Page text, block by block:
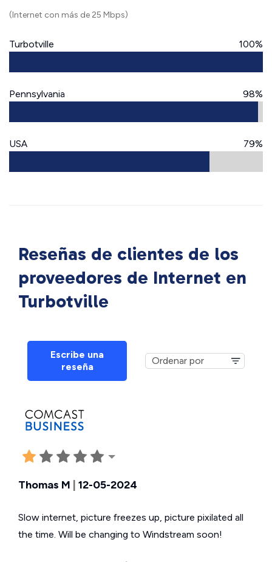
(Internet con más de 25 Mbps)
Turbotville 100%
Pennsylvania 98%
USA 79%
Reseñas de clientes de los
proveedores de Internet en
Turbotville
Escribe una
reseña
Thomas M 12-05-2024
Slow internet, picture freezes up, picture pixilated all
the time. Will be changing to Windstream soon!